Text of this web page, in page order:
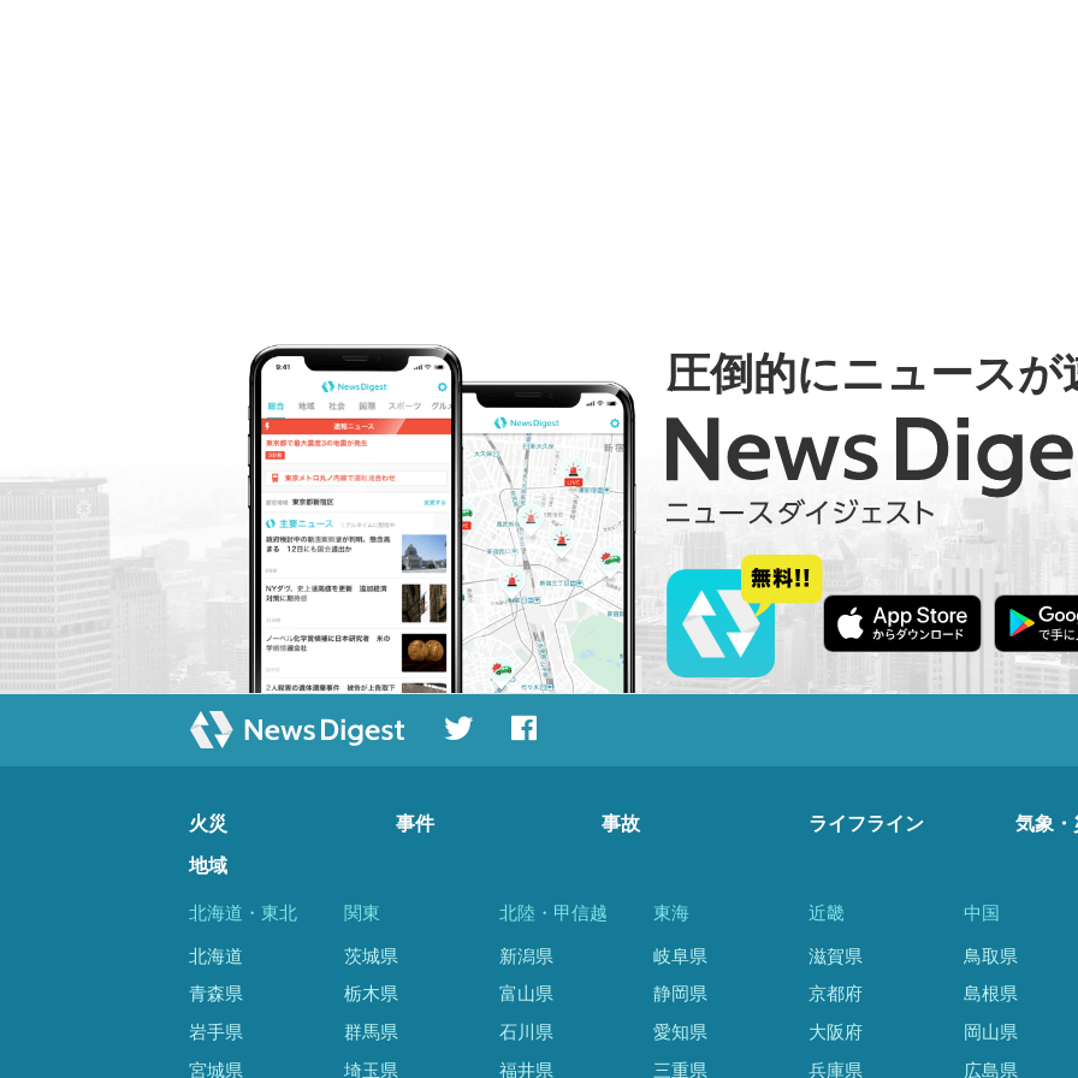
圧倒的にニュースが
火災 事件 事故 ライフライン 気象・
地域
北海道・東北
北海道
青森県
岩手県
宮城県
関東
茨城県
栃木県
群馬県
埼玉県
北陸・甲信越
新潟県
富山県
石川県
福井県
東海
岐阜県
静岡県
愛知県
三重県
近畿
滋賀県
京都府
大阪府
兵庫県
中国
鳥取県
島根県
岡山県
広島県